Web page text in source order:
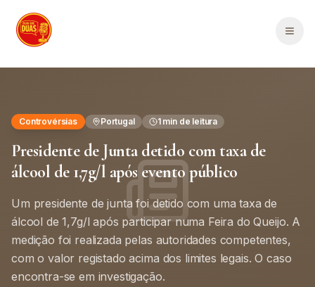
Controvérsias Portugal 1min de leitura
Presidente de Junta detido com taxa de
álcool de 1,7g/l após evento público
Um presidente de junta foi detido com uma taxa de
álcool de 1,7g/l após participar numa Feira do Queijo. A
medição foi realizada pelas autoridades competentes,
com o valor registado acima dos limites legais. O caso
encontra-se em investigação.